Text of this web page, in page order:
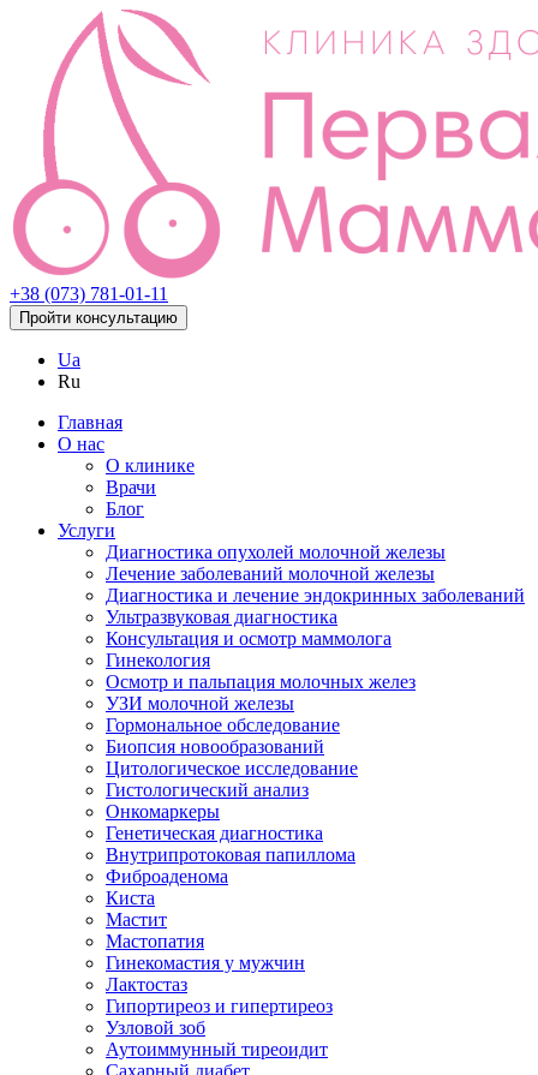
+38 (073) 781-01-11
Пройти консультацию
Ua
Ru
Главная
О нас
О клинике
Врачи
Блог
Услуги
Диагностика опухолей молочной железы
Лечение заболеваний молочной железы
Диагностика и лечение эндокринных заболеваний
Ультразвуковая диагностика
Консультация и осмотр маммолога
Гинекология
Осмотр и пальпация молочных желез
УЗИ молочной железы
Гормональное обследование
Биопсия новообразований
Цитологическое исследование
Гистологический анализ
Онкомаркеры
Генетическая диагностика
Внутрипротоковая папиллома
Фиброаденома
Киста
Мастит
Мастопатия
Гинекомастия у мужчин
Лактостаз
Гипортиреоз и гипертиреоз
Узловой зоб
Аутоиммунный тиреоидит
Сахарный диабет